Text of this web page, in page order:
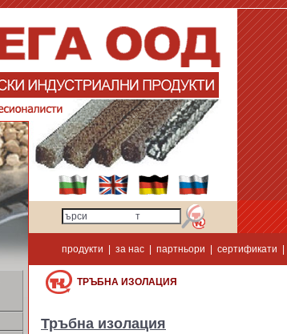
продукти за нас| партньори сертификати
ТРЪБНА ИЗОЛАЦИЯ
Тръбна изолация